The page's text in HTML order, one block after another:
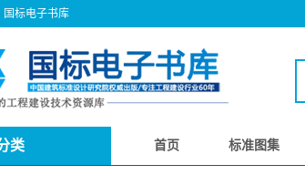
国标电子书库
类 首页 标准图集